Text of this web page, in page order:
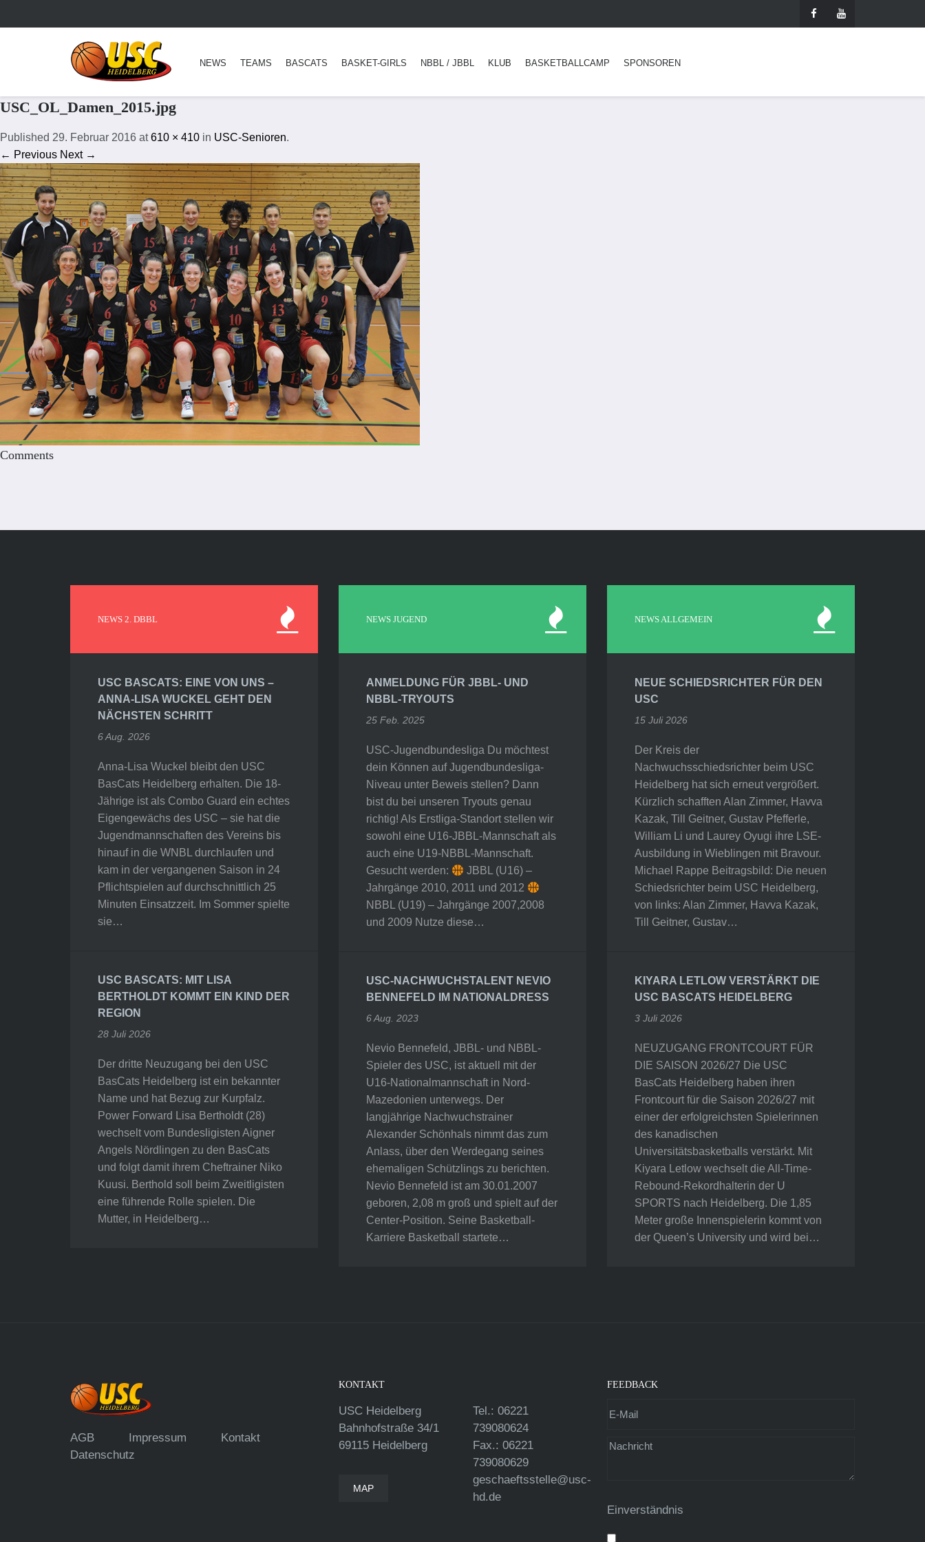
NEWS TEAMS BASCATS BASKET-GIRLS NBBL / JBBL KLUB BASKETBALLCAMP SPONSOREN
USC_OL_Damen_2015.jpg
Published 29. Februar 2016 at610 × 410 in USC-Senioren.
← Previous Next →
Comments
NEWS 2. DBBL
USC BASCATS: EINE VON UNS –
ANNA-LISA WUCKEL GEHT DEN
NÄCHSTEN SCHRITT
6 Aug. 2026
Anna-Lisa Wuckel bleibt den USC
BasCats Heidelberg erhalten. Die 18-
Jährige ist als Combo Guard ein echtes
Eigengewächs des USC – sie hat die
Jugendmannschaften des Vereins bis
hinauf in die WNBL durchlaufen und
kam in der vergangenen Saison in 24
Pflichtspielen auf durchschnittlich 25
Minuten Einsatzzeit. Im Sommer spielte
sie…
USC BASCATS: MIT LISA
BERTHOLDT KOMMT EIN KIND DER
REGION
28 Juli 2026
Der dritte Neuzugang bei den USC
BasCats Heidelberg ist ein bekannter
Name und hat Bezug zur Kurpfalz.
Power Forward Lisa Bertholdt (28)
wechselt vom Bundesligisten Aigner
Angels Nördlingen zu den BasCats
und folgt damit ihrem Cheftrainer Niko
Kuusi. Berthold soll beim Zweitligisten
eine führende Rolle spielen. Die
Mutter, in Heidelberg…
NEWS JUGEND
ANMELDUNG FÜR JBBL- UND
NBBL-TRYOUTS
25 Feb. 2025
USC-Jugendbundesliga Du möchtest
dein Können auf Jugendbundesliga-
Niveau unter Beweis stellen? Dann
bist du bei unseren Tryouts genau
richtig! Als Erstliga-Standort stellen wir
sowohl eine U16-JBBL-Mannschaft als
auch eine U19-NBBL-Mannschaft.
Gesucht werden:
JBBL (U16) –
Jahrgänge 2010, 2011 und 2012
NBBL (U19) – Jahrgänge 2007,2008
und 2009 Nutze diese…
USC-NACHWUCHSTALENT NEVIO
BENNEFELD IM NATIONALDRESS
6 Aug. 2023
Nevio Bennefeld, JBBL- und NBBL-
Spieler des USC, ist aktuell mit der
U16-Nationalmannschaft in Nord-
Mazedonien unterwegs. Der
langjährige Nachwuchstrainer
Alexander Schönhals nimmt das zum
Anlass, über den Werdegang seines
ehemaligen Schützlings zu berichten.
Nevio Bennefeld ist am 30.01.2007
geboren, 2,08 m groß und spielt auf der
Center-Position. Seine Basketball-
Karriere Basketball startete…
NEWS ALLGEMEIN
NEUE SCHIEDSRICHTER FÜR DEN
USC
15 Juli 2026
Der Kreis der
Nachwuchsschiedsrichter beim USC
Heidelberg hat sich erneut vergrößert.
Kürzlich schafften Alan Zimmer, Havva
Kazak, Till Geitner, Gustav Pfefferle,
William Li und Laurey Oyugi ihre LSE-
Ausbildung in Wieblingen mit Bravour.
Michael Rappe Beitragsbild: Die neuen
Schiedsrichter beim USC Heidelberg,
von links: Alan Zimmer, Havva Kazak,
Till Geitner, Gustav…
KIYARA LETLOW VERSTÄRKT DIE
USC BASCATS HEIDELBERG
3 Juli 2026
NEUZUGANG FRONTCOURT FÜR
DIE SAISON 2026/27 Die USC
BasCats Heidelberg haben ihren
Frontcourt für die Saison 2026/27 mit
einer der erfolgreichsten Spielerinnen
des kanadischen
Universitätsbasketballs verstärkt. Mit
Kiyara Letlow wechselt die All-Time-
Rebound-Rekordhalterin der U
SPORTS nach Heidelberg. Die 1,85
Meter große Innenspielerin kommt von
der Queen’s University und wird bei…
AGB Impressum
Kontakt
Datenschutz
KONTAKT
USC Heidelberg
Bahnhofstraße 34/1
69115 Heidelberg
MAP
Tel.: 06221
739080624
Fax.: 06221
739080629
geschaeftsstelle@usc-
hd.de
FEEDBACK
Einverständnis